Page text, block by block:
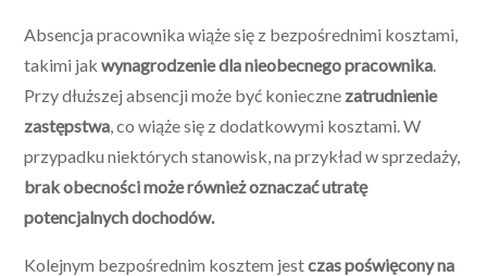
Absencja pracownika wiąże się z bezpośrednimi kosztami,
takimi jakwynagrodzenie dla nieobecnego pracownika.
Przy dłuższej absencji może być konieczne zatrudnienie
zastępstwa, co wiąże się z dodatkowymi kosztami. W
przypadku niektórych stanowisk, na przykład w sprzedaży,
brak obecności może również oznaczać utratę
potencjalnych dochodów.
Kolejnym bezpośrednim kosztem jestczas poświęcony na